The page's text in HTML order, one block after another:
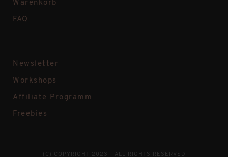
Warenkorb
FAQ
Newsletter
Workshops
Affiliate Programm
Freebies
(C) COPYRIGHT 2023 - ALL RIGHTS RESERVED